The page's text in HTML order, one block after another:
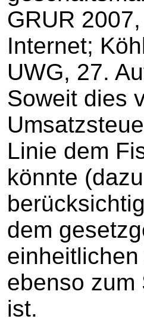
GRUR
Internet;
UWG, 27.
Soweit dies
Linie dem
könnte
dem
ebenso zum
ist.